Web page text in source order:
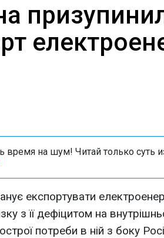
время на шум! Читай только суть
експортувати
з її дефіцитом на
потреби в ній з боку